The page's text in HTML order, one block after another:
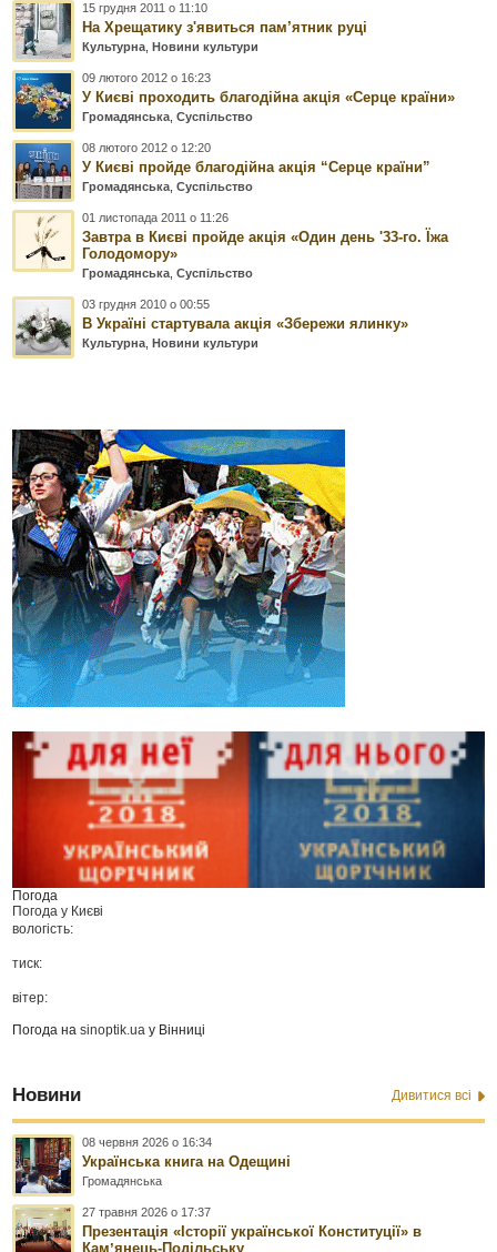
15 грудня 2011 о 11:10
На Хрещатику з'явиться пам’ятник руці
Культурна ,Новини культури
09 лютого 2012 о 16:23
У Києві проходить благодійна акція «Серце країни»
Громадянська ,Суспільство
08 лютого 2012 о 12:20
У Києві пройде благодійна акція “Серце країни”
Громадянська ,Суспільство
01 листопада 2011 о 11:26
Завтра в Києві пройде акція «Один день '33-го. Їжа
Голодомору»
Громадянська ,Суспільство
03 грудня 2010 о 00:55
В Україні стартувала акція «Збережи ялинку»
Культурна ,Новини культури
Погода
Погода у Києві
вологість:
тиск:
вітер:
Погода наsinoptik.ua у Вінниці
Новини Дивитися всі
08 червня 2026 о 16:34
Українська книга на Одещині
Громадянська
27 травня 2026 о 17:37
Презентація «Історії української Конституції» в
Камʼянець-Подільську